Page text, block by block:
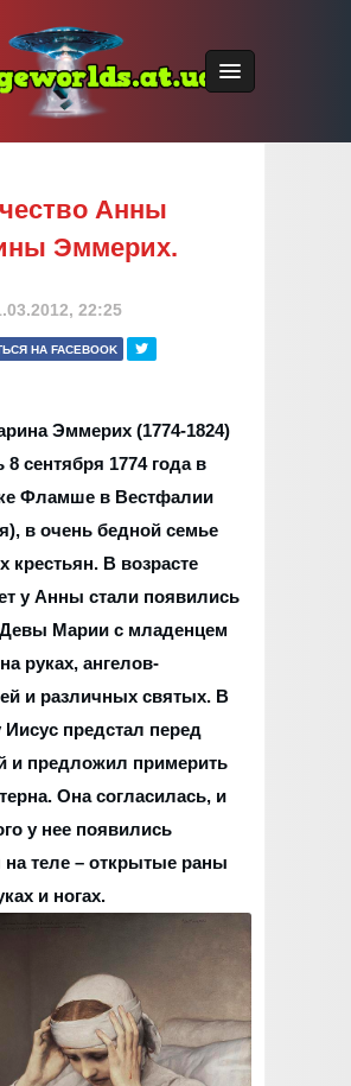
Анны
Эммерих.
22:25
НА FACEBOOK
Эммерих (1774-1824)
8 сентября 1774 года в
Фламше в Вестфалии
в очень бедной семье
крестьян. В возрасте
у Анны стали появились
Марии с младенцем
руках, ангелов-
и различных святых. В
Иисус предстал перед
и предложил примерить
Она согласилась, и
у нее появились
на теле – открытые раны
и ногах.